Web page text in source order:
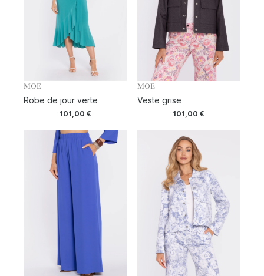
MOE
Robe de jour verte
101,00 €
MOE
Veste grise
101,00€